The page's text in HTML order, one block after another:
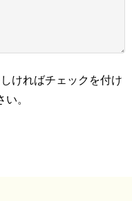
ければチェックを付け
。